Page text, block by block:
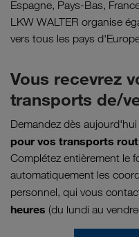
Espagne, Pays-Bas,
LKW WALTER organise
vers tous les pays
Vous recevrez
transports de/
Demandez dès
pour vos transports
Complétez entièrement le
automatiquement les
personnel, qui vous
heures (du lundi au